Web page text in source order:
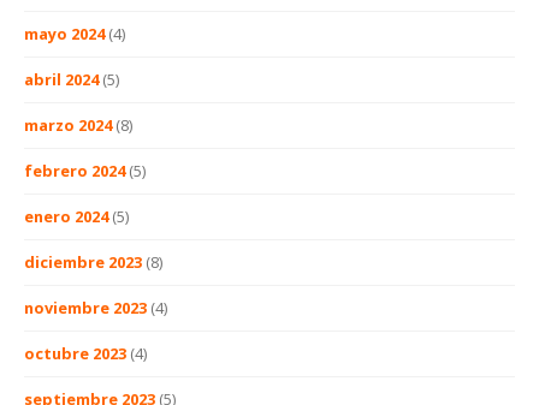
mayo 2024(4)
abril 2024(5)
marzo 2024(8)
febrero 2024(5)
enero 2024(5)
diciembre 2023 (8)
noviembre 2023 (4)
octubre 2023 (4)
septiembre 2023 (5)